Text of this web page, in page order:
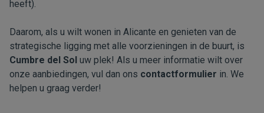
heeft).
Daarom, als u wilt wonen in Alicante en genieten van de
strategische ligging met alle voorzieningen in de buurt, is
Cumbre del Sol uw plek! Als u meer informatie wilt over
onze aanbiedingen, vul dan ons contactformulier in. We
helpen u graag verder!